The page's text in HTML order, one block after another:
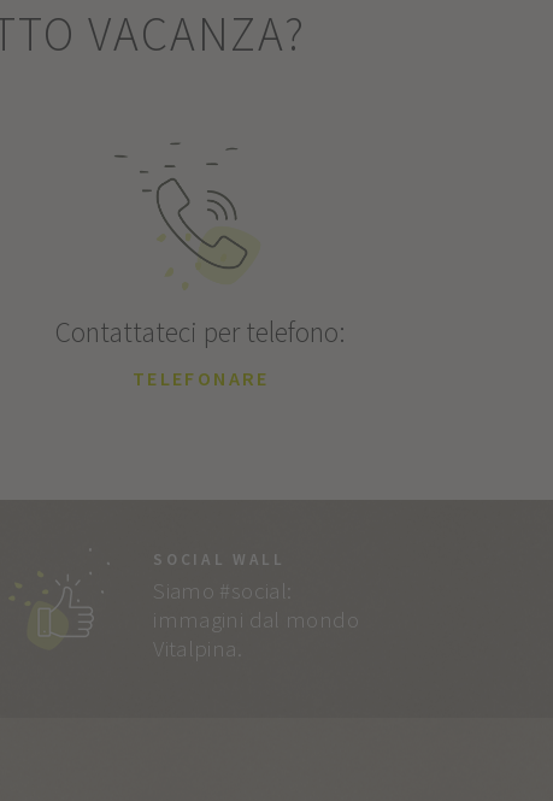
VACANZA?
Contattateci per telefono:
TELEFONARE
SOCIAL WALL
Siamo #social:
immagini dal mondo
Vitalpina.